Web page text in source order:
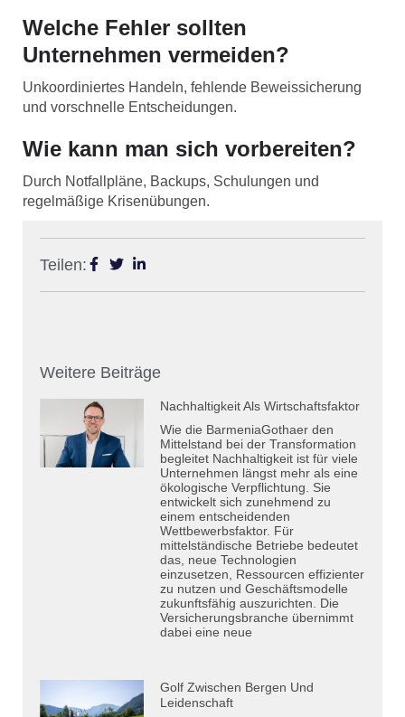
Welche Fehler sollten
Unternehmen vermeiden?
Unkoordiniertes Handeln, fehlende Beweissicherung
und vorschnelle Entscheidungen.
Wie kann man sich vorbereiten?
Durch Notfallpläne, Backups, Schulungen und
regelmäßige Krisenübungen.
Teilen:
Weitere Beiträge
Nachhaltigkeit Als Wirtschaftsfaktor
Wie die BarmeniaGothaer den
Mittelstand bei der Transformation
begleitet Nachhaltigkeit ist für viele
Unternehmen längst mehr als eine
ökologische Verpflichtung. Sie
entwickelt sich zunehmend zu
einem entscheidenden
Wettbewerbsfaktor. Für
mittelständische Betriebe bedeutet
das, neue Technologien
einzusetzen, Ressourcen effizienter
zu nutzen und Geschäftsmodelle
zukunftsfähig auszurichten. Die
Versicherungsbranche übernimmt
dabei eine neue
Golf Zwischen Bergen Und
Leidenschaft